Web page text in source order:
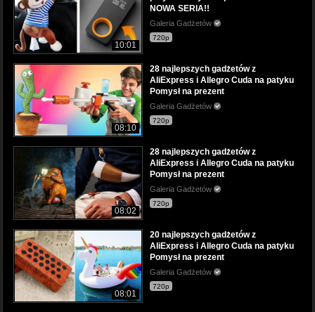
10:01
NOWA SERIA!!
Galeria Gadżetów
720p
08:10
28 najlepszych gadżetów z
AliExpress i Allegro Cuda na patyku
Pomysł na prezent
Galeria Gadżetów
720p
08:02
28 najlepszych gadżetów z
AliExpress i Allegro Cuda na patyku
Pomysł na prezent
Galeria Gadżetów
720p
08:01
20 najlepszych gadżetów z
AliExpress i Allegro Cuda na patyku
Pomysł na prezent
Galeria Gadżetów
720p